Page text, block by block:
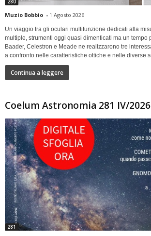
280
Muzio Bobbio - 1 Agosto 2026
Un viaggio tra gli oculari multifunzione dedicati alla
multiple, strumenti oggi quasi dimenticati ma un tempo
Baader, Celestron e Meade ne realizzarono tre
a confronto nelle caratteristiche ottiche e nelle diverse
Continua a leggere
Coelum Astronomia 281 IV/
281